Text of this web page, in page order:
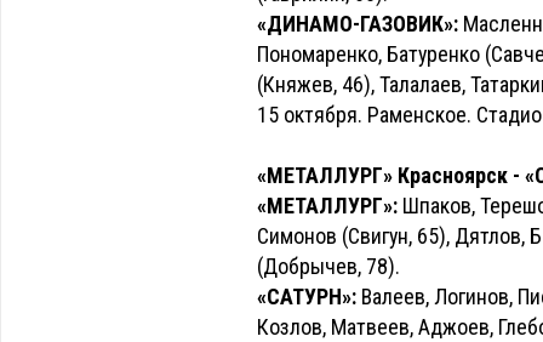
«ДИНАМО-ГАЗОВИК»:
Пономаренко, Батуренко
(Княжев, 46), Талалаев,
15 октября. Раменское.
«МЕТАЛЛУРГ» Красноярск -
«МЕТАЛЛУРГ»: Шпаков,
Симонов (Свигун, 65), Дятлов,
(Добрычев, 78).
«САТУРН»: Валеев, Логинов,
Козлов, Матвеев, Аджоев,